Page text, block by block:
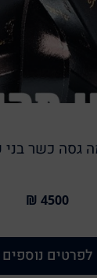
גסה כשר בני
4500 ₪
לפרטים נוספים